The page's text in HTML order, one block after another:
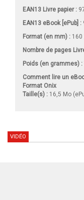
EAN13 Livre papier :
EAN13 eBook [ePub] :
Format (en mm) : 160
Nombre de pages
Poids (en grammes) :
Comment lire un
Format Onix
Taille(s) : 16,5 Mo
VIDÉO